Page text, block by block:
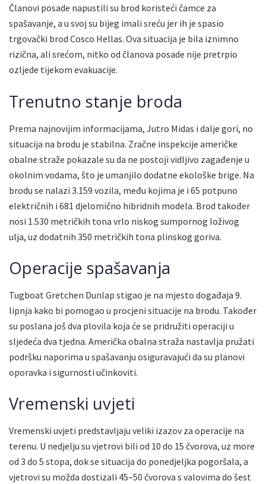
Članovi posade napustili su brod koristeći čamce za
spašavanje, a u svoj su bijeg imali sreću jer ih je spasio
trgovački brod Cosco Hellas. Ova situacija je bila iznimno
rizična, ali srećom, nitko od članova posade nije pretrpio
ozljede tijekom evakuacije.
Trenutno stanje broda
Prema najnovijim informacijama, Jutro Midas i dalje gori, no
situacija na brodu je stabilna. Zračne inspekcije američke
obalne straže pokazale su da ne postoji vidljivo zagađenje u
okolnim vodama, što je umanjilo dodatne ekološke brige. Na
brodu se nalazi 3.159 vozila, među kojima je i 65 potpuno
električnih i 681 djelomično hibridnih modela. Brod također
nosi 1.530 metričkih tona vrlo niskog sumpornog loživog
ulja, uz dodatnih 350 metričkih tona plinskog goriva.
Operacije spašavanja
Tugboat Gretchen Dunlap stigao je na mjesto događaja 9.
lipnja kako bi pomogao u procjeni situacije na brodu. Također
su poslana još dva plovila koja će se pridružiti operaciji u
sljedeća dva tjedna. Američka obalna straža nastavlja pružati
podršku naporima u spašavanju osiguravajući da su planovi
oporavka i sigurnosti učinkoviti.
Vremenski uvjeti
Vremenski uvjeti predstavljaju veliki izazov za operacije na
terenu. U nedjelju su vjetrovi bili od 10 do 15 čvorova, uz more
od 3 do 5 stopa, dok se situacija do ponedjeljka pogoršala, a
vjetrovi su možda dostizali 45–50 čvorova s valovima do šest